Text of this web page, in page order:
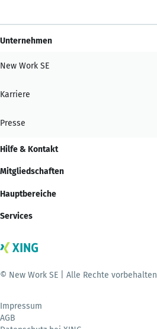
Unternehmen
New Work SE
Karriere
Presse
Hilfe & Kontakt
Mitgliedschaften
Hauptbereiche
Services
© New Work SE | Alle Rechte vorbehalten
Impressum
AGB